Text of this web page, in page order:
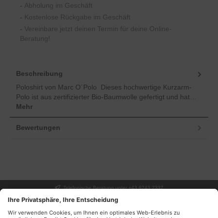
- Abholung im Geschäft
- Kostenlose Rückgabe im Geschäft
- Vereinbare jetzt deinen Termin für deine Online-
Beratung!
Beschreibung
Poloshirt von Marc O´Polo Dieses hochwertige Kurzarm-
Polo ist aus zertifizierter Bio-Baumwolle gefertigt und hat…
Mehr
Bewertungen
Telefonische Beratung unter +43 6243 2337
UNSER GESCHÄFT